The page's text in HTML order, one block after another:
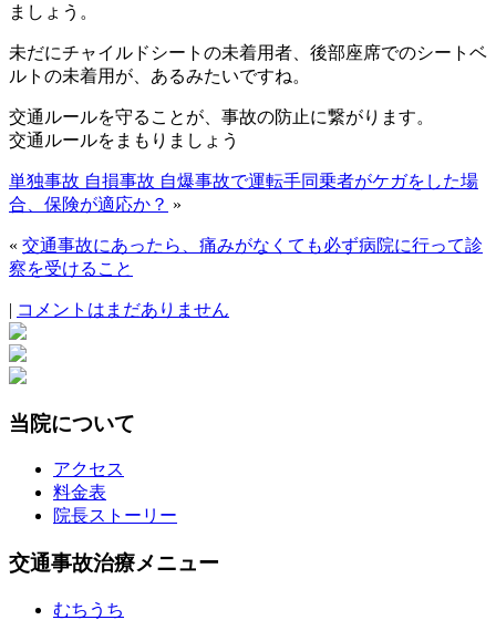
ましょう。
未だにチャイルドシートの未着用者、後部座席でのシートベ
ルトの未着用が、あるみたいですね。
交通ルールを守ることが、事故の防止に繋がります。
交通ルールをまもりましょう
単独事故 自損事故 自爆事故で運転手同乗者がケガをした場
合、保険が適応か？ »
« 交通事故にあったら、痛みがなくても必ず病院に行って診
察を受けること
| コメントはまだありません
当院について
アクセス
料金表
院長ストーリー
交通事故治療メニュー
むちうち